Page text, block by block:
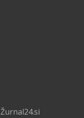
Žurnal24.si